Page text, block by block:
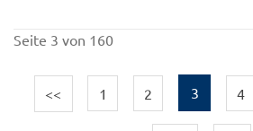
Seite 3 von 160
<< 1 2 3 4